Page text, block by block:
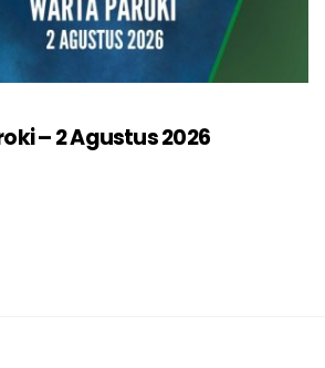
– 2 Agustus 2026